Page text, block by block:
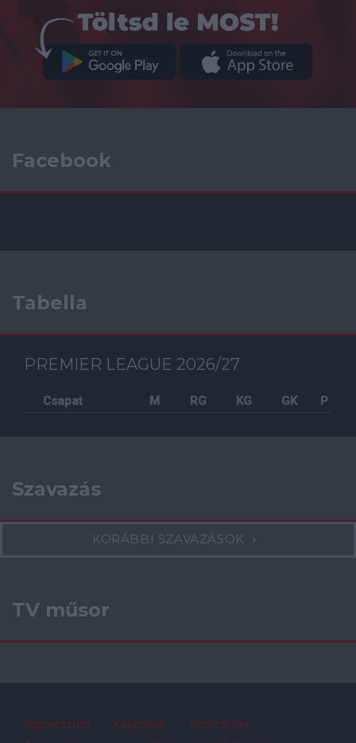
Facebook
Tabella
PREMIER LEAGUE 2026/27
Csapat M RG KG GK P
Szavazás
KORÁBBI SZAVAZÁSOK
TV műsor
Impresszum Kapcsolat
Szerzői jog